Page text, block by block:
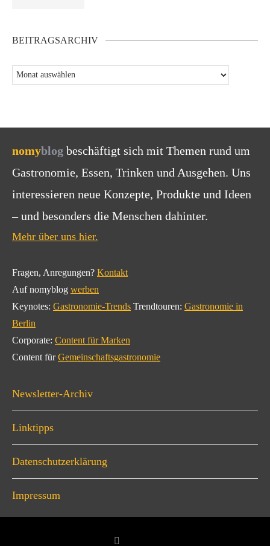
BEITRAGSARCHIV
nomyblog beschäftigt sich mit Themen rund um
Gastronomie, Essen, Trinken und Ausgehen. Uns
interessieren neue Konzepte, Produkte und Ideen
– und besonders die Menschen dahinter.
Mehr über uns hier.
Fragen, Anregungen? Kontakt
Auf nomyblog werben
Keynotes: Gastronomie-Trends Trendtouren: Gastronomie in
Berlin
Corporate: Content für Marken
Content fürGemeinschaftsgastronomie
Newsletter-Archiv
Linktipps
Datenschutzerklärung
Impressum